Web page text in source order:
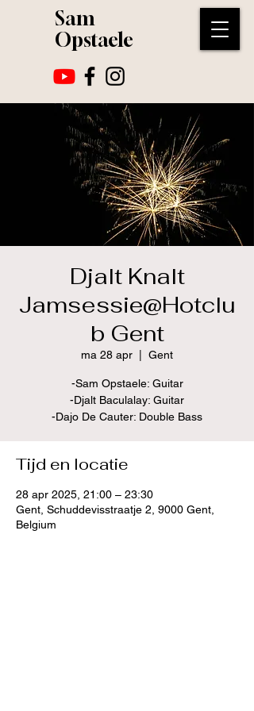
Sam
Opstaele
Djalt Knalt
Jamsessie@Hotclu
b Gent
ma 28 apr Gent
-Sam Opstaele: Guitar
-Djalt Baculalay: Guitar
Tijd en locatie
28 apr 2025, 21:00 – 23:30
Gent, Schuddevisstraatje 2, 9000 Gent,
Belgium